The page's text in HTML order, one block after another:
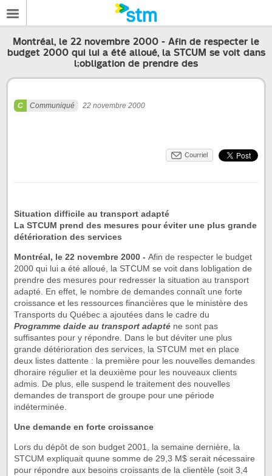
Montréal, le 22 novembre 2000 - Afin de respecter le
budget 2000 qui lui a été alloué, la STCUM se voit dans
l;obligation de prendre des
Communiqué 22 novembre 2000
Courriel
Situation difficile au transport adapté
La STCUM prend des mesures pour éviter une plus grande
détérioration des services
Montréal, le 22 novembre 2000 - Afin de respecter le budget
2000 qui lui a été alloué, la STCUM se voit dans lobligation de
prendre des mesures pour redresser la situation au transport
adapté. En effet, le nombre de demandes connaît une forte
croissance et les ressources financières que le ministère des
Transports du Québec a ajoutées dans le cadre du
Programme daide au transport adapté ne sont pas
suffisantes pour y répondre. Dans le but déviter une plus
grande détérioration des services, la STCUM met en place
deux listes dattente : la première pour les nouvelles demandes
dhoraire régulier et la deuxième pour les nouveaux clients
admis. De plus, elle suspend le traitement des nouvelles
demandes de transport de groupe pour une période
indéterminée.
Une demande en forte croissance
Lors du dépôt de son budget 2001, la semaine dernière, la
STCUM expliquait quune somme de 29,3 M$ serait nécessaire
pour répondre aux besoins croissants de la clientèle (soit 3,4